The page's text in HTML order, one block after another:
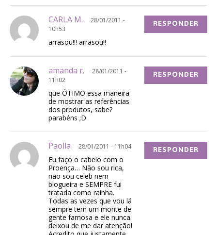
CARLA M.
28/01/2011 -
10h53
arrasou!!! arrasou!!
RESPONDER
amanda r.
28/01/2011 -
11h02
que ÓTIMO essa maneira
de mostrar as referências
dos produtos, sabe?
parabéns ;D
RESPONDER
Paolla 28/01/2011 - 11h04
Eu faço o cabelo com o
Proença… Não sou rica,
não sou celeb nem
blogueira e SEMPRE fui
tratada como rainha.
Todas as vezes que vou lá
sempre tem um monte de
gente famosa e ele nunca
deixou de me dar atenção!
RESPONDER